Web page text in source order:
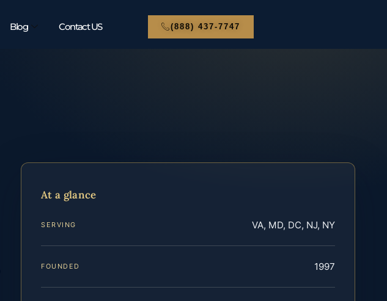
Blog Contact US (888) 437-7747
At a glance
SERVING VA, MD, DC, NJ, NY
FOUNDED 1997